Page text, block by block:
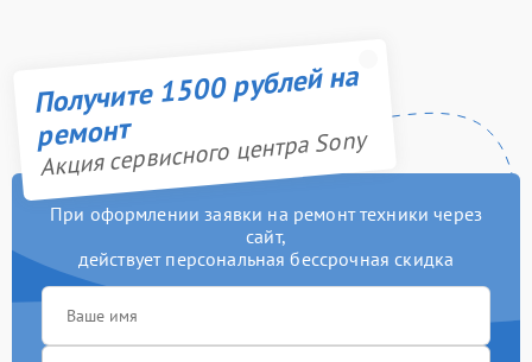
Получите 1500 рублей на
ремонт
Акция сервисного центра Sony
При оформлении заявки на ремонт техники через
сайт,
действует персональная бессрочная скидка